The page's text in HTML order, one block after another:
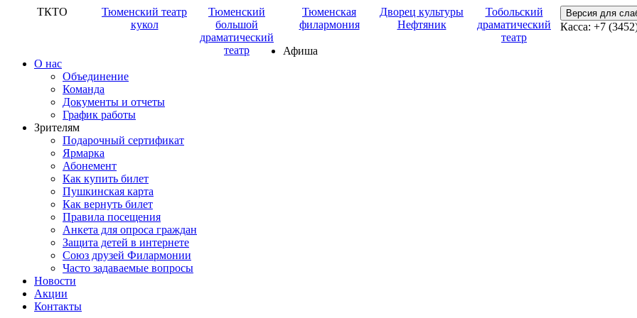
ТКТО
Тюменский театр
кукол
Тюменский
большой
драматический
театр
Тюменская
филармония
Дворец культуры
Нефтяник
Тобольский
драматический
театр
Версия для
Касса: +7
Афиша
О нас
Объединение
Команда
Документы и отчеты
График работы
Зрителям
Подарочный сертификат
Ярмарка
Абонемент
Как купить билет
Пушкинская карта
Как вернуть билет
Правила посещения
Анкета для опроса граждан
Защита детей в интернете
Союз друзей Филармонии
Часто задаваемые вопросы
Новости
Акции
Контакты